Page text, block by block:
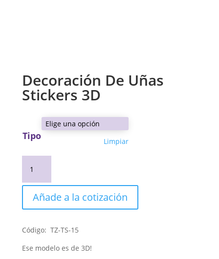
Decoración De Uñas
Stickers 3D
Tipo Limpiar
De
Uñas
Stickers
3D
Añade a la cotización
Código: TZ-TS-15
Ese modelo es de 3D!